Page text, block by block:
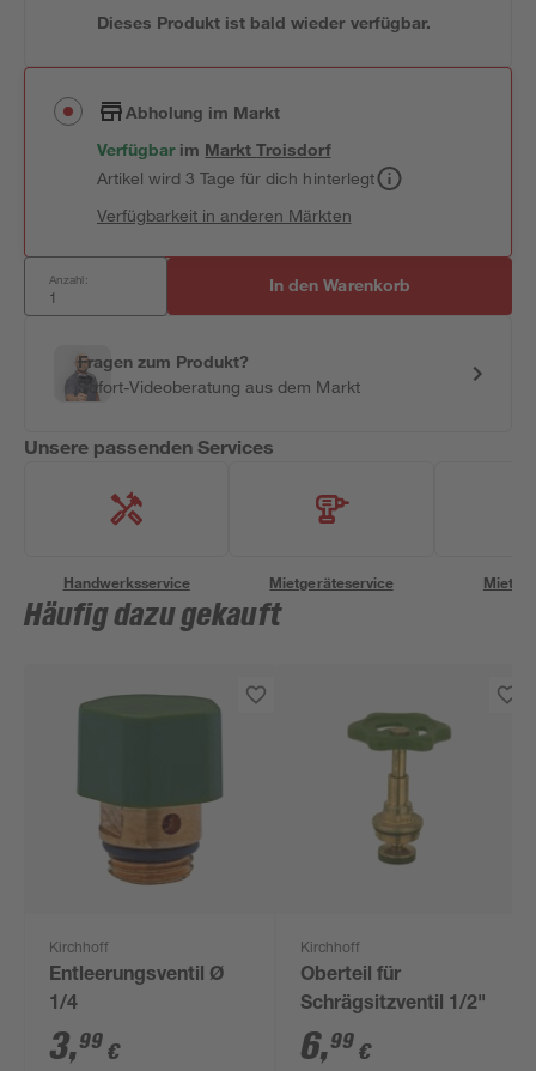
Dieses Produkt ist bald wieder verfügbar.
Abholung im Markt
Verfügbar im MarktTroisdorf
Artikel wird 3 Tage für dich hinterlegt
Verfügbarkeit in anderen Märkten
Anzahl: In den Warenkorb
Fragen zum Produkt?
Sofort-Videoberatung aus dem Markt
Unsere passenden Services
Handwerksservice Mietgeräteservice
Häufig dazu gekauft
Kirchhoff
Entleerungsventil Ø
1/4
3,99 €
Kirchhoff
Oberteil für
Schrägsitzventil 1/2"
6,99 €